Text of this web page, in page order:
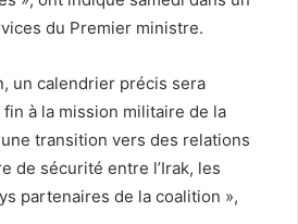
du Premier ministre.
un calendrier précis sera
à la mission militaire de la
transition vers des relations
de sécurité entre l’Irak, les
partenaires de la coalition »,